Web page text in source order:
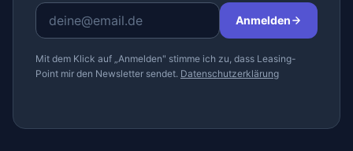
Anmelden
Mit dem Klick auf „Anmelden" stimme ich zu, dass Leasing-
Point mir den Newsletter sendet. Datenschutzerklärung